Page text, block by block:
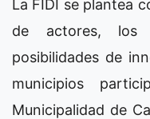
La FIDI se plantea
de actores, los
posibilidades de
municipios
Municipalidad de